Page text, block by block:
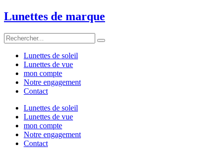
Lunettes de marque
Lunettes de soleil
Lunettes de vue
mon compte
Notre engagement
Contact
Lunettes de soleil
Lunettes de vue
mon compte
Notre engagement
Contact